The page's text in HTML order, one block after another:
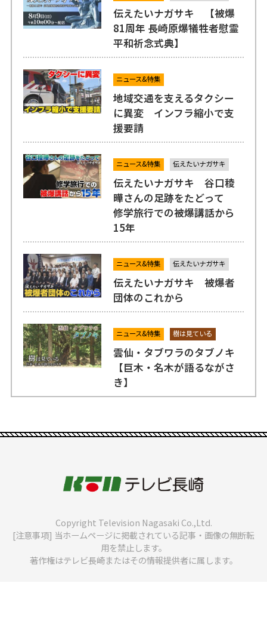
伝えたいナガサキ 【被爆
81周年 長崎原爆犠牲者慰霊
平和祈念式典】
ニュース&特集
地域交通を支えるタクシー
に異変 インフラ縮小で支
援要請
ニュース&特集 伝えたいナガサキ
伝えたいナガサキ 谷口稜
曄さんの足跡をたどって
修学旅行での被爆講話から
15年
ニュース&特集 伝えたいナガサキ
伝えたいナガサキ 被爆者
団体のこれから
ニュース&特集 樹は見ている
雲仙・タブワラのタブノキ
【巨木・名木が語るながさ
き】
Copyright Television Nagasaki Co.,Ltd.
[注意事項] 当ホームページに掲載されている記事・画像の無断転
用を禁止します。
著作権はテレビ長崎またはその情報提供者に属します。